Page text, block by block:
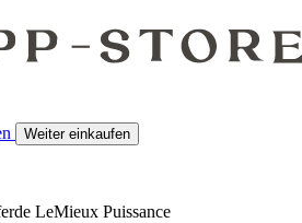
Weiter einkaufen
LeMieux Puissance